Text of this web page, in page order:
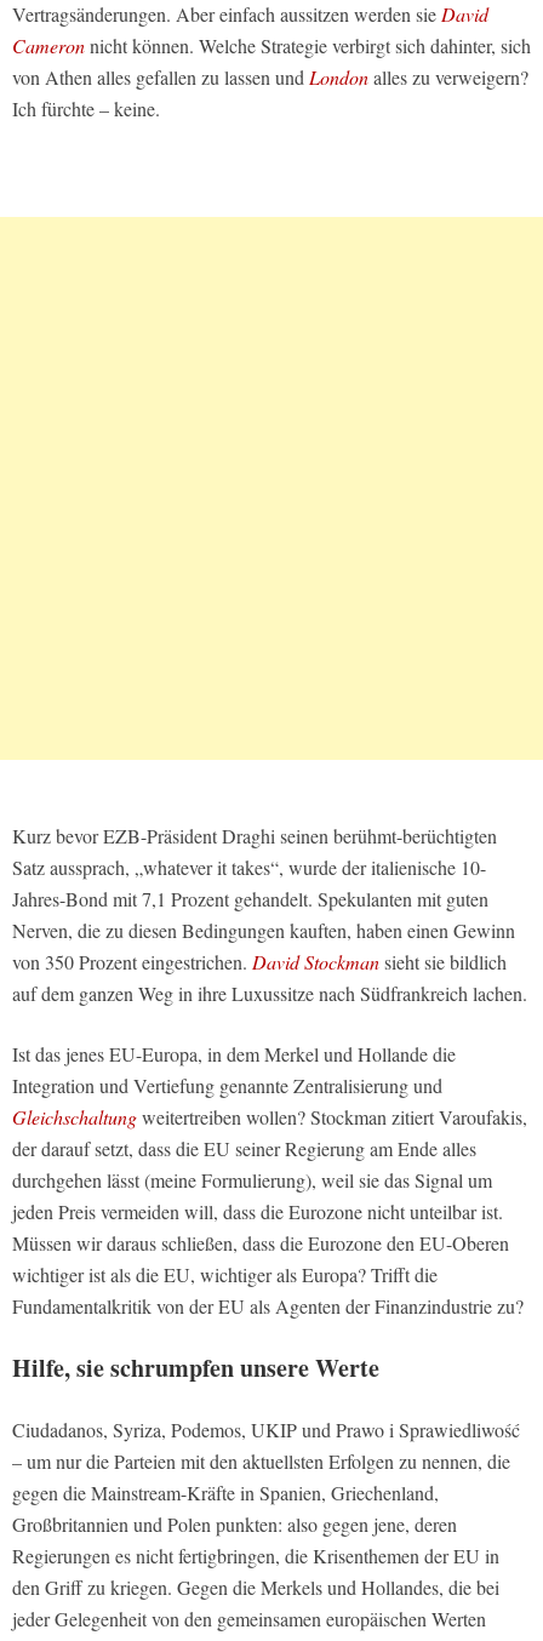
Vertragsänderungen. Aber einfach aussitzen werden sie David
Cameronnicht können. Welche Strategie verbirgt sich dahinter, sich
von Athen alles gefallen zu lassen und Londonalles zu verweigern?
Ich fürchte – keine.
Kurz bevor EZB-Präsident Draghi seinen berühmt-berüchtigten
Satz aussprach, „whatever it takes“, wurde der italienische 10-
Jahres-Bond mit 7,1 Prozent gehandelt. Spekulanten mit guten
Nerven, die zu diesen Bedingungen kauften, haben einen Gewinn
von 350 Prozent eingestrichen. David Stockmansieht sie bildlich
auf dem ganzen Weg in ihre Luxussitze nach Südfrankreich lachen.
Ist das jenes EU-Europa, in dem Merkel und Hollande die
Integration und Vertiefung genannte Zentralisierung und
Gleichschaltungweitertreiben wollen? Stockman zitiert Varoufakis,
der darauf setzt, dass die EU seiner Regierung am Ende alles
durchgehen lässt (meine Formulierung), weil sie das Signal um
jeden Preis vermeiden will, dass die Eurozone nicht unteilbar ist.
Müssen wir daraus schließen, dass die Eurozone den EU-Oberen
wichtiger ist als die EU, wichtiger als Europa? Trifft die
Fundamentalkritik von der EU als Agenten der Finanzindustrie zu?
Hilfe, sie schrumpfen unsere Werte
Ciudadanos, Syriza, Podemos, UKIP und Prawo i Sprawiedliwość
– um nur die Parteien mit den aktuellsten Erfolgen zu nennen, die
gegen die Mainstream-Kräfte in Spanien, Griechenland,
Großbritannien und Polen punkten: also gegen jene, deren
Regierungen es nicht fertigbringen, die Krisenthemen der EU in
den Griff zu kriegen. Gegen die Merkels und Hollandes, die bei
jeder Gelegenheit von den gemeinsamen europäischen Werten